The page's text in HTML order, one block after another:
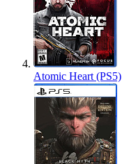
Atomic Heart (PS5)